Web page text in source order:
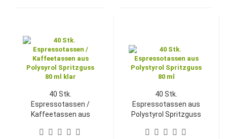
40 Stk.
Espressotassen /
Kaffeetassen aus
80 ml klar
40 Stk.
Espressotassen aus
Polystyrol Spritzguss